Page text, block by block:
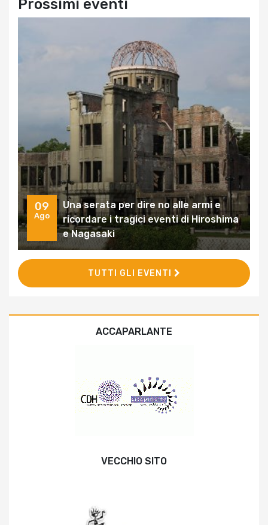
Prossimi eventi
09
Ago
Una serata per dire no alle armi e
ricordare i tragici eventi di Hiroshima
e Nagasaki
TUTTI GLI EVENTI
ACCAPARLANTE
VECCHIO SITO